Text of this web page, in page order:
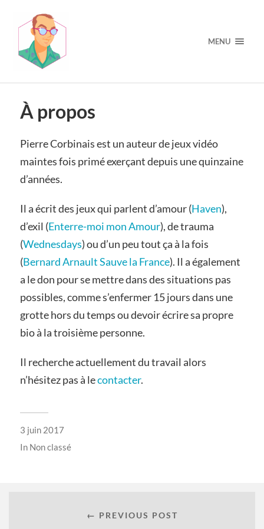
MENU
À propos
Pierre Corbinais est un auteur de jeux vidéo
maintes fois primé exerçant depuis une quinzaine
d’années.
Il a écrit des jeux qui parlent d’amour (Haven),
d’exil (Enterre-moi mon Amour), de trauma
(Wednesdays) ou d’un peu tout ça à la fois
(Bernard Arnault Sauve la France). Il a également
a le don pour se mettre dans des situations pas
possibles, comme s’enfermer 15 jours dans une
grotte hors du temps ou devoir écrire sa propre
bio à la troisième personne.
Il recherche actuellement du travail alors
n’hésitez pas à lecontacter.
3 juin 2017
In Non classé
← PREVIOUS POST